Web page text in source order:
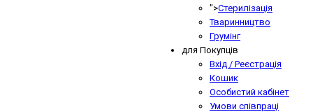
">Стерилізація
Тваринництво
Грумінг
для Покупців
Вхід / Реєстрація
Кошик
Особистий кабінет
Умови співпраці